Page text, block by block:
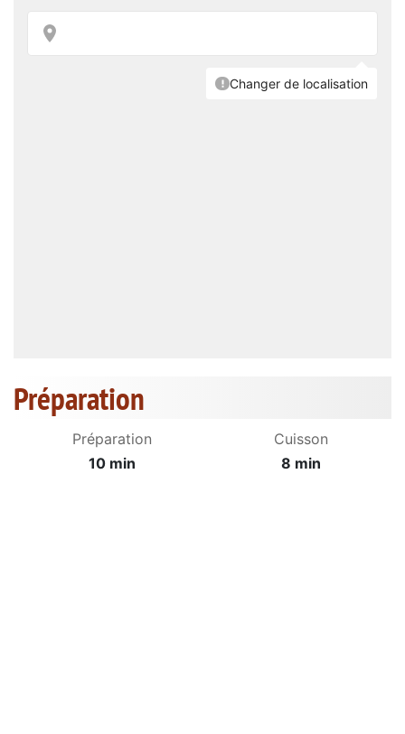
Préparation
Préparation
10 min
Cuisson
8 min